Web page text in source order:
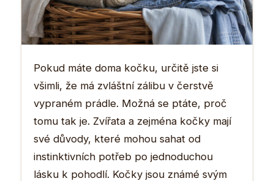
Pokud máte doma kočku, určitě jste si
všimli, že má zvláštní zálibu v čerstvě
vypraném prádle. Možná se ptáte, proč
tomu tak je. Zvířata a zejména kočky mají
své důvody, které mohou sahat od
instinktivních potřeb po jednoduchou
lásku k pohodlí. Kočky jsou známé svým